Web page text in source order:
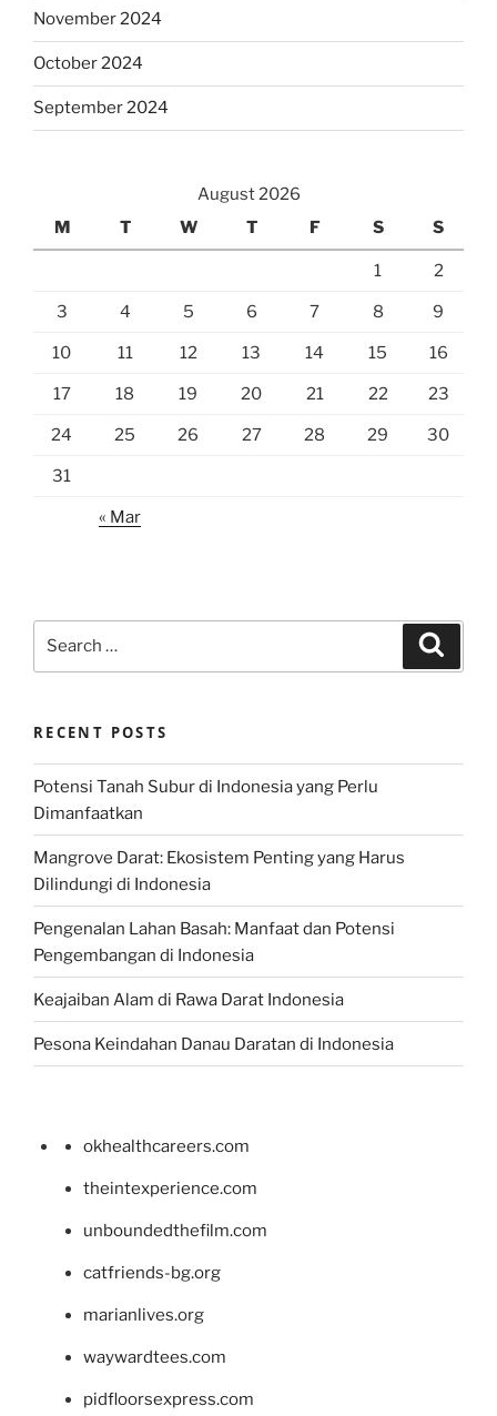
November 2024
October 2024
September 2024
August 2026
M
T W T F S S
1 2
3 4 5 6 7 8 9
10 11 12 13 14 15 16
17 18 19 20 21 22 23
24 25 26 27 28 29 30
31
« Mar
RECENT POSTS
Potensi Tanah Subur di Indonesia yang Perlu
Dimanfaatkan
Mangrove Darat: Ekosistem Penting yang Harus
Dilindungi di Indonesia
Pengenalan Lahan Basah: Manfaat dan Potensi
Pengembangan di Indonesia
Keajaiban Alam di Rawa Darat Indonesia
Pesona Keindahan Danau Daratan di Indonesia
okhealthcareers.com
theintexperience.com
unboundedthefilm.com
catfriends-bg.org
marianlives.org
waywardtees.com
pidfloorsexpress.com